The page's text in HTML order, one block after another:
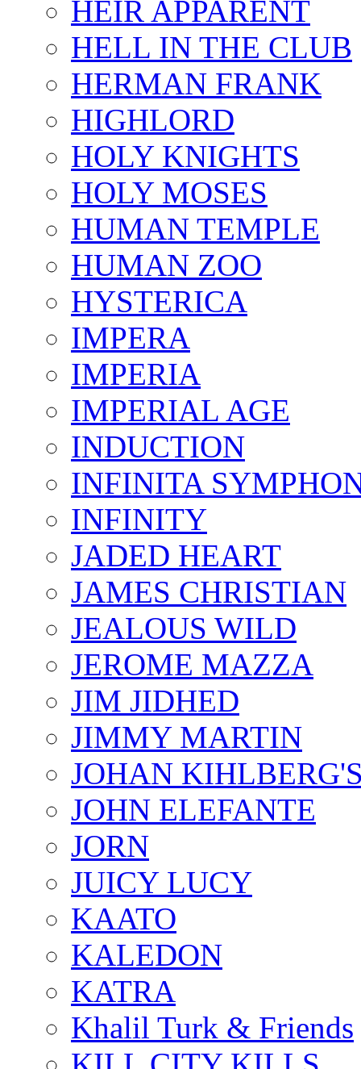
HEIR APPARENT
HELL IN THE CLUB
HERMAN FRANK
HIGHLORD
HOLY KNIGHTS
HOLY MOSES
HUMAN TEMPLE
HUMAN ZOO
HYSTERICA
IMPERA
IMPERIA
IMPERIAL AGE
INDUCTION
INFINITA
INFINITY
JADED HEART
JAMES CHRISTIAN
JEALOUS WILD
JEROME MAZZA
JIM JIDHED
JIMMY MARTIN
JOHAN
JOHN ELEFANTE
JORN
JUICY LUCY
KAATO
KALEDON
KATRA
Khalil Turk & Friends